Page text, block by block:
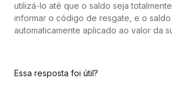
utilizá-lo até que o saldo seja
informar o código de resgate, e o
automaticamente aplicado ao valor da
Essa resposta foi útil?